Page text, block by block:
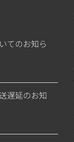
てのお知ら
遅延のお知